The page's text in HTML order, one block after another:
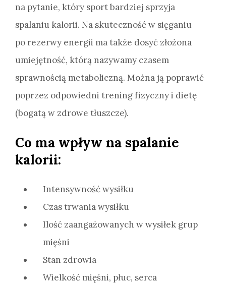
na pytanie, który sport bardziej sprzyja
spalaniu kalorii. Na skuteczność w sięganiu
po rezerwy energii ma także dosyć złożona
umiejętność, którą nazywamy czasem
sprawnością metaboliczną. Można ją poprawić
poprzez odpowiedni trening fizyczny i dietę
(bogatą w zdrowe tłuszcze).
Co ma wpływ na spalanie
kalorii:
Intensywność wysiłku
Czas trwania wysiłku
Ilość zaangażowanych w wysiłek grup
mięśni
Stan zdrowia
Wielkość mięśni, płuc, serca